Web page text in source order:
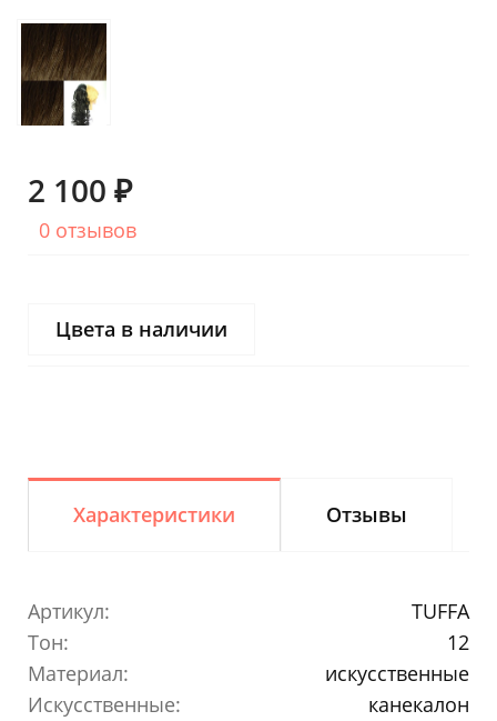
2 100 ₽
0 отзывов
Цвета в наличии
Характеристики Отзывы
Артикул:
TUFFA
Тон:
12
Материал:
искусственные
Искусственные:
канекалон